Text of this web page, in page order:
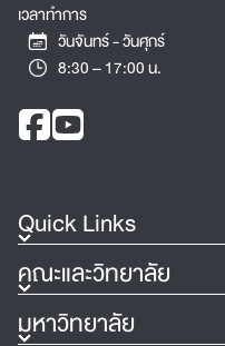
Quick Links
คณะและวิทยาลัย
มหาวิทยาลัย
เวลาทำการ
วันจันทร์ - วันศุกร์
8:30 – 17:00 น.